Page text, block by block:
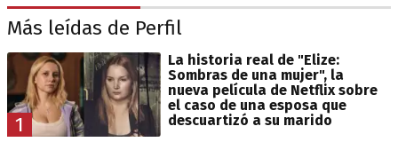
Más leídas de Perfil
1
La historia real de "Elize:
Sombras de una mujer", la
nueva película de Netflix sobre
el caso de una esposa que
descuartizó a su marido